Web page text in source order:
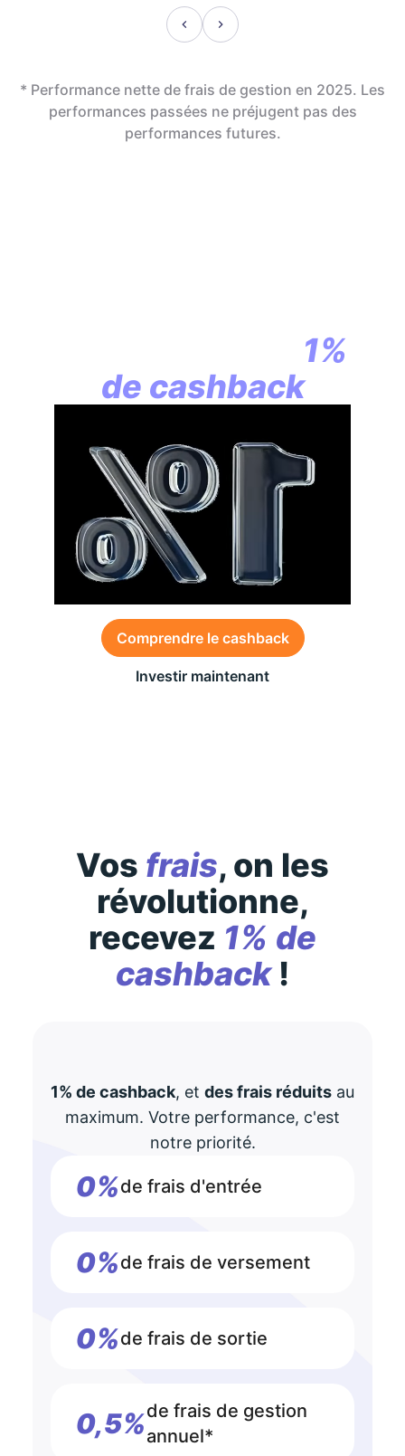
* Performance nette de frais de gestion en 2025. Les
performances passées ne préjugent pas des
performances futures.
1%
de cashback
Comprendre le cashback
Investir maintenant
Vos frais, on les
révolutionne,
recevez 1% de
cashback!
1% de cashback, et des frais réduits au
maximum. Votre performance, c'est
notre priorité.
0%de frais d'entrée
0%de frais de versement
0%de frais de sortie
0,5%de frais de gestion
annuel*